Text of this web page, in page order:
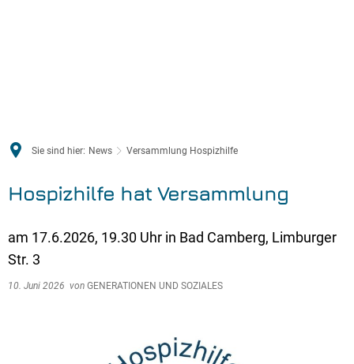
Sie sind hier: News Versammlung Hospizhilfe
Hospizhilfe hat Versammlung
am 17.6.2026, 19.30 Uhr in Bad Camberg, Limburger
Str. 3
10. Juni 2026 von GENERATIONEN UND SOZIALES